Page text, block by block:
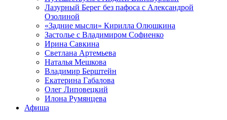
Лазурный Берег без пафоса с Александрой
Озолиной
«Задние мысли» Кирилла Олюшкина
Застолье с Владимиром Софиенко
Ирина Савкина
Светлана Артемьева
Наталья Мешкова
Владимир Берштейн
Екатерина Габалова
Олег Липовецкий
Илона Румянцева
Афиша